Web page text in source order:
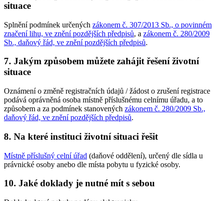
situace
Splnění podmínek určených zákonem č. 307/2013 Sb., o povinném
značení lihu, ve znění pozdějších předpisů, a zákonem č. 280/2009
Sb., daňový řád, ve znění pozdějších předpisů.
7. Jakým způsobem můžete zahájit řešení životní
situace
Oznámení o změně registračních údajů / žádost o zrušení registrace
podává oprávněná osoba místně příslušnému celnímu úřadu, a to
způsobem a za podmínek stanovených zákonem č. 280/2009 Sb.,
daňový řád, ve znění pozdějších předpisů.
8. Na které instituci životní situaci řešit
Místně příslušný celní úřad (daňové oddělení), určený dle sídla u
právnické osoby anebo dle místa pobytu u fyzické osoby.
10. Jaké doklady je nutné mít s sebou